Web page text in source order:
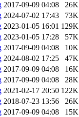
2017-09-09 04:08
26K
2024-07-02 17:43
73K
2023-01-05 16:01 129K
2023-01-05 17:28
57K
2017-09-09 04:08
10K
2024-08-02 17:25
47K
2017-09-09 04:08
16K
2017-09-09 04:08
28K
2021-02-17 20:50 122K
2018-07-23 13:56
26K
2017-09-09 04:08
15K